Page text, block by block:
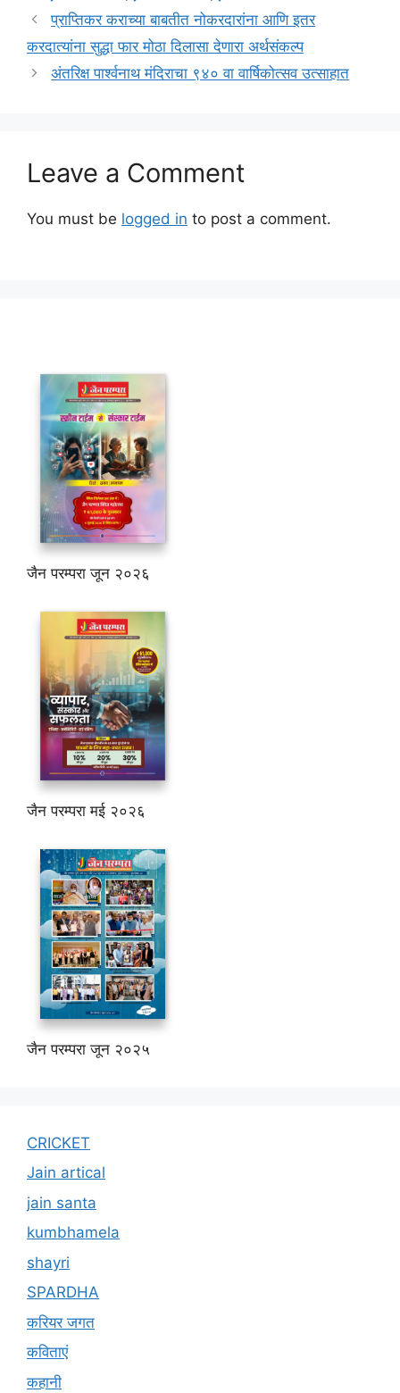
प्राप्तिकर कराच्या बाबतीत नोकरदारांना आणि इतर
करदात्यांना सुद्धा फार मोठा दिलासा देणारा अर्थसंकल्प
अंतरिक्ष पार्श्वनाथ मंदिराचा ९४० वा वार्षिकोत्सव उत्साहात
Leave a Comment
You must be logged in to post a comment.
जैन परम्परा जून २०२६
जैन परम्परा मई २०२६
जैन परम्परा जून २०२५
CRICKET
Jain artical
jain santa
kumbhamela
shayri
SPARDHA
करियर जगत
कविताएं
कहानी